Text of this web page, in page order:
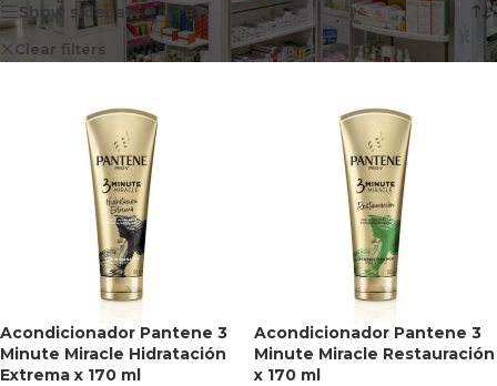
Show sidebar
Clear filters Pantene
Acondicionador Pantene 3
Minute Miracle Hidratación
Extrema x 170 ml
Acondicionador Pantene 3
Minute Miracle Restauración
x 170 ml